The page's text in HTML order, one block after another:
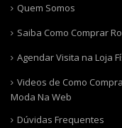
Quem Somos
Saiba Como Comprar
Agendar Visita na Loja
Videos de Como
Moda Na Web
Dúvidas Frequentes